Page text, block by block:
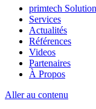
primtech
Services
Actualités
Références
Videos
Partenaires
À Propos
Aller au contenu